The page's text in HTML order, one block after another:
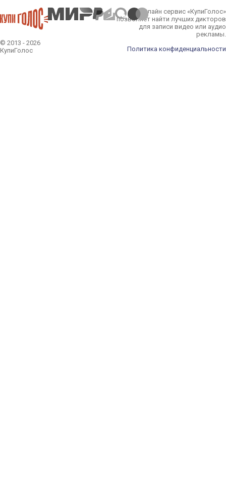
© 2013 - 2026
КупиГолос
Онлайн сервис «КупиГолос»
позволяет найти лучших дикторов
для записи видео или аудио
рекламы.
Политика конфиденциальности